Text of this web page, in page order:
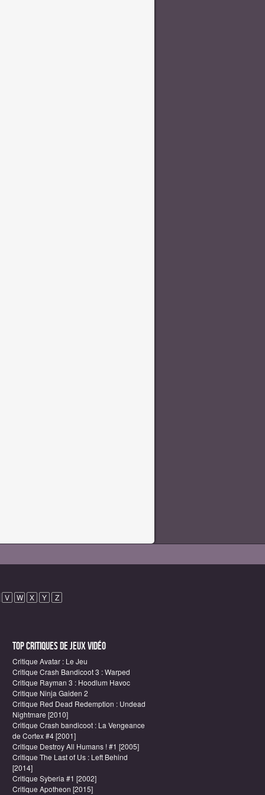
V W X Y Z
Top critiques de Jeux vidéo
Critique Avatar : Le Jeu
Critique Crash Bandicoot 3 : Warped
Critique Rayman 3 : Hoodlum Havoc
Critique Ninja Gaiden 2
Critique Red Dead Redemption : Undead
Nightmare [2010]
Critique Crash bandicoot : La Vengeance
de Cortex #4 [2001]
Critique Destroy All Humans ! #1 [2005]
Critique The Last of Us : Left Behind
[2014]
Critique Syberia #1 [2002]
Critique Apotheon [2015]